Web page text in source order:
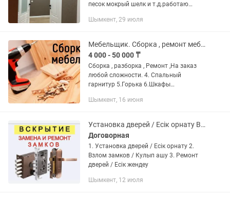
песок мокрый шелк и т.д.работаю
договоримся звоните ✋👍
Шымкент, 29 июля
Мебельщик. Сборка , ремонт мебели
4 000 - 50 000 ₸
Сборка , разборка , Ремонт ,На заказ
любой сложности. 4. Спальный
гарнитур 5.Горька 6.Шкафы
9.Кровать. 10.Детский мебель
Шымкент, 16 июня
Установка дверей / Есік орнату Взлом замков / Кулып ашу Ремонт дверей
Договорная
1. Установка дверей / Есік орнату 2.
Взлом замков / Кулып ашу 3. Ремонт
дверей / Есік жендеу
Шымкент, 12 июля